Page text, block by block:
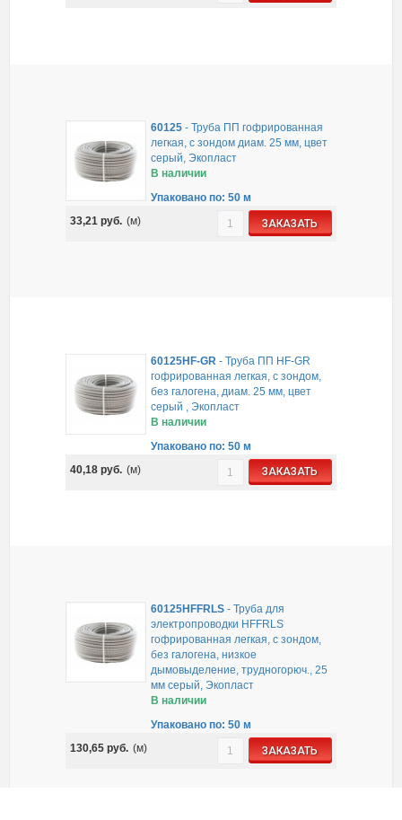
60125 -Труба ПП гофрированная
легкая, с зондом диам. 25 мм, цвет
серый, Экопласт
В наличии
Упаковано по: 50 м
33,21руб. (м) ЗАКАЗАТЬ
60125HF-GR -Труба ПП HF-GR
гофрированная легкая, с зондом,
без галогена, диам. 25 мм, цвет
серый , Экопласт
В наличии
Упаковано по: 50 м
40,18руб. (м) ЗАКАЗАТЬ
60125HFFRLS -Труба для
электропроводки HFFRLS
гофрированная легкая, с зондом,
без галогена, низкое
дымовыделение, трудногорюч., 25
мм серый, Экопласт
В наличии
Упаковано по: 50 м
130,65руб. (м) ЗАКАЗАТЬ